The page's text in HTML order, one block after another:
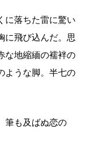
に落ちた雷に驚い
に飛び込んだ。思
な地縮緬の襦袢の
ような脚。半七の
筆も及ばぬ恋の